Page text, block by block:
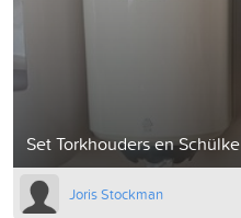
Set Torkhouders en Schülke
Joris Stockman